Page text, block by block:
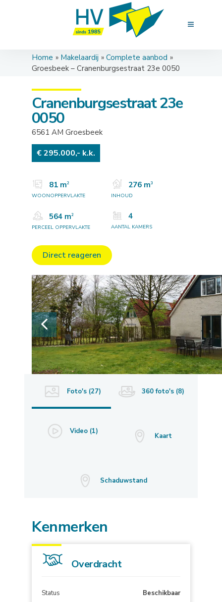
Home Makelaardij
Complete aanbod
Groesbeek – Cranenburgsestraat 23e 0050
Cranenburgsestraat 23e
0050
6561 AM Groesbeek
€ 295.000,- k.k.
81 m2
WOONOPPERVLAKTE
276 m3
INHOUD
564 m2
PERCEEL OPPERVLAKTE
4
AANTAL KAMERS
Direct reageren
Foto's (27) 360 foto's (8)
Video (1)
Kaart
Schaduwstand
Kenmerken
Overdracht
Status Beschikbaar